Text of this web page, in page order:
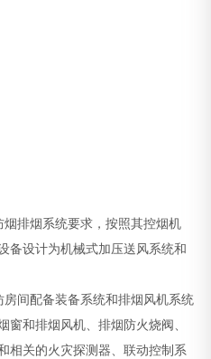
排烟系统要求，按照其控烟机
备设计为机械式加压送风系统和
间配备装备系统和排烟风机系统
窗和排烟风机、排烟防火烧阀、
相关的火灾探测器、联动控制系